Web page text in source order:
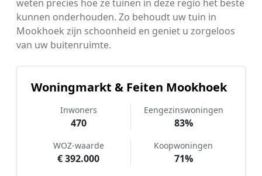
weten precies hoe ze tuinen in deze regio het beste
kunnen onderhouden. Zo behoudt uw tuin in
Mookhoek zijn schoonheid en geniet u zorgeloos
van uw buitenruimte.
Woningmarkt & Feiten Mookhoek
Inwoners
470
Eengezinswoningen
83%
WOZ-waarde
€ 392.000
Koopwoningen
71%